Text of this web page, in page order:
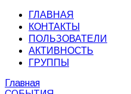
ГЛАВНАЯ
КОНТАКТЫ
ПОЛЬЗОВАТЕЛИ
АКТИВНОСТЬ
ГРУППЫ
Главная